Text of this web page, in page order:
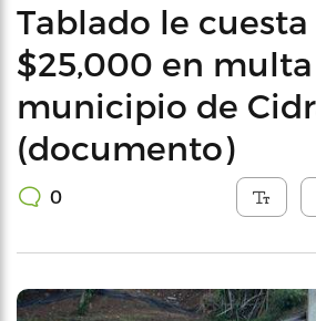
Tablado le
$25,000 en
municipio de
(documento)
0